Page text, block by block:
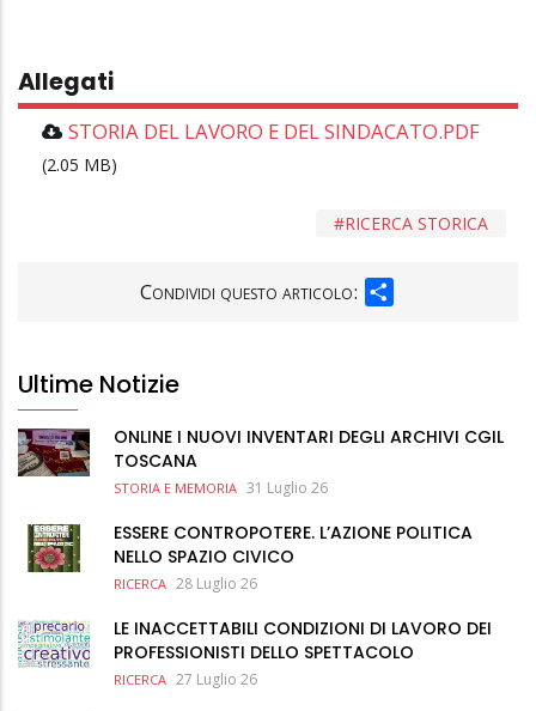
Allegati
STORIA DEL LAVORO E DEL SINDACATO.PDF
(2.05 MB)
RICERCA STORICA
Condividi questo articolo:
Ultime Notizie
ONLINE I NUOVI INVENTARI DEGLI ARCHIVI CGIL
TOSCANA
STORIA E MEMORIA 31 Luglio 26
ESSERE CONTROPOTERE. L’AZIONE POLITICA
NELLO SPAZIO CIVICO
RICERCA 28 Luglio 26
LE INACCETTABILI CONDIZIONI DI LAVORO DEI
PROFESSIONISTI DELLO SPETTACOLO
RICERCA 27 Luglio 26